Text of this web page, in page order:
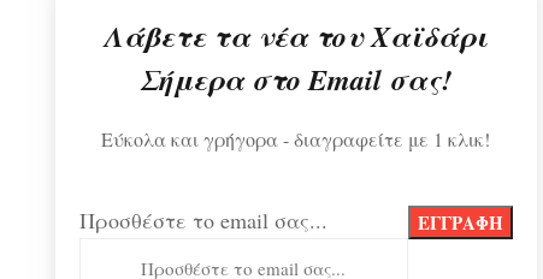
Λάβετε τα νέα του Χαϊδάρι
Σήμερα στο Email σας!
Εύκολα και γρήγορα - διαγραφείτε με 1 κλικ!
Προσθέστε το email σας...